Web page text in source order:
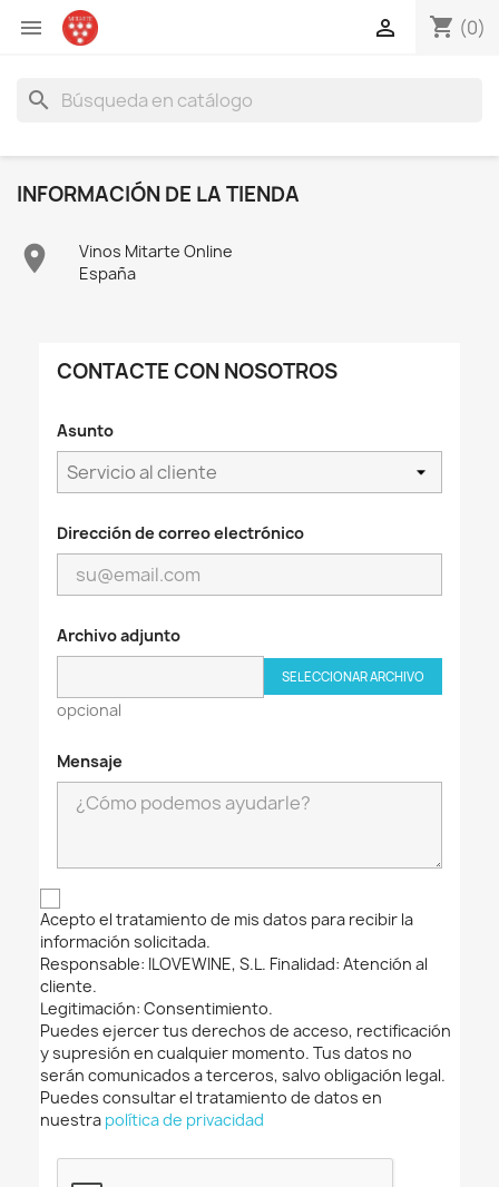
 shopping_cart (0)

search
INFORMACIÓN DE LA TIENDA

Vinos Mitarte Online
España
CONTACTE CON NOSOTROS
Asunto
Dirección de correo electrónico
Archivo adjunto
SELECCIONAR ARCHIVO
opcional
Mensaje
Acepto el tratamiento de mis datos para recibir la
información solicitada.
Responsable: ILOVEWINE, S.L. Finalidad: Atención al
cliente.
Legitimación: Consentimiento.
Puedes ejercer tus derechos de acceso, rectificación
y supresión en cualquier momento. Tus datos no
serán comunicados a terceros, salvo obligación legal.
Puedes consultar el tratamiento de datos en
nuestra política de privacidad